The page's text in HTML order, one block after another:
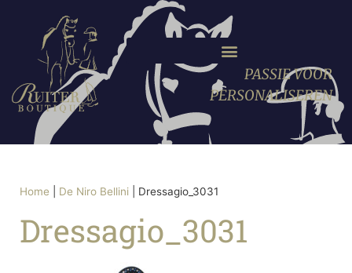
PASSIE VOOR
PERSONALISEREN
Home De Niro Bellini Dressagio_3031
Dressagio_3031